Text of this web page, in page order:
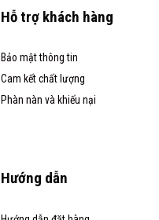
Hỗ trợ khách hàng
Bảo mật thông tin
Cam kết chất lượng
Phàn nàn và khiếu nại
Hướng dẫn